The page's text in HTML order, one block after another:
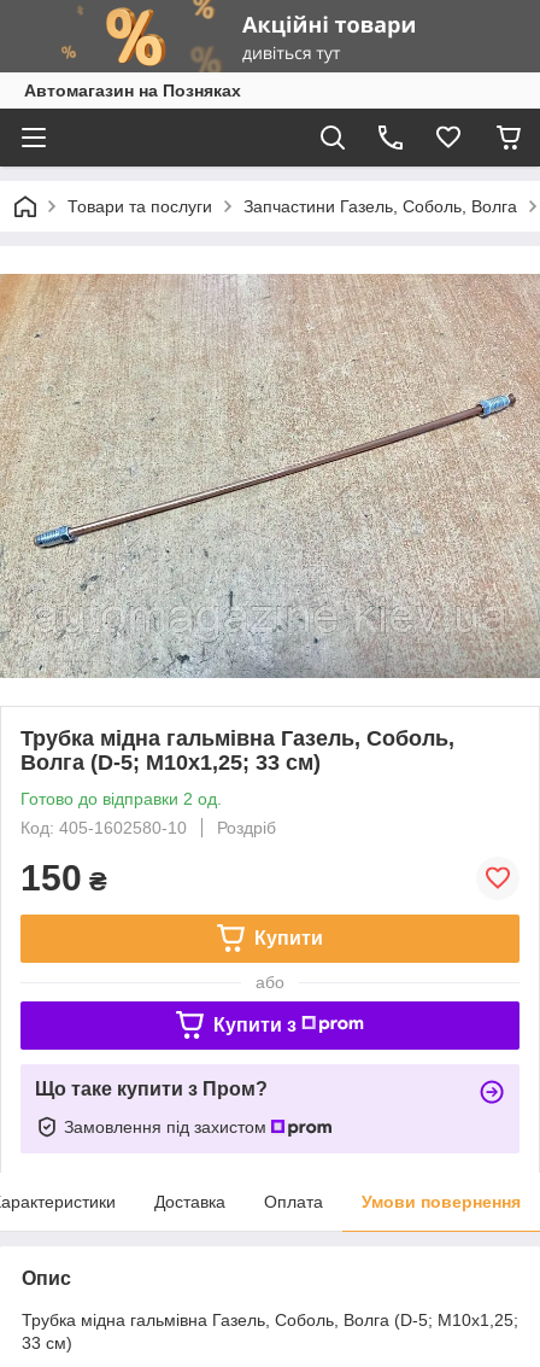
Автомагазин на Позняках
Товари та послуги Запчастини Газель, Соболь, Волга
Трубка мідна гальмівна Газель, Соболь,
Волга (D-5; М10х1,25; 33 см)
Готово до відправки 2 од.
Код: 405-1602580-10
Роздріб
150 ₴
Купити
або
Купити з
Що таке купити з Пром?
Замовлення під захистом
Доставка Оплата Умови повернення
Опис
Трубка мідна гальмівна Газель, Соболь, Волга (D-5; М10х1,25;
33 см)